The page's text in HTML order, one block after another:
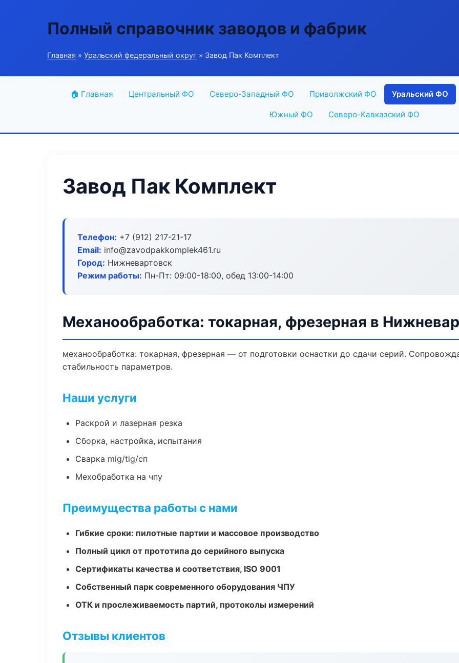
Полный справочник заводов и фабрик
Главная » Уральский федеральный округ » Завод Пак Комплект
🏠 Главная Центральный ФО Северо-Западный ФО Приволжский ФО Уральский ФО
Южный ФО Северо-Кавказский ФО
Завод Пак Комплект
Телефон: +7 (912) 217-21-17
Email: info@zavodpakkomplek461.ru
Город: Нижневартовск
Режим работы: Пн-Пт: 09:00-18:00, обед 13:00-14:00
Механообработка: токарная, фрезерная в
механообработка: токарная, фрезерная — от подготовки оснастки до сдачи серий.
стабильность параметров.
Наши услуги
Раскрой и лазерная резка
Сборка, настройка, испытания
Сварка mig/tig/сп
Мехобработка на чпу
Преимущества работы с нами
Гибкие сроки: пилотные партии и массовое производство
Полный цикл от прототипа до серийного выпуска
Сертификаты качества и соответствия, ISO 9001
Собственный парк современного оборудования ЧПУ
ОТК и прослеживаемость партий, протоколы измерений
Отзывы клиентов